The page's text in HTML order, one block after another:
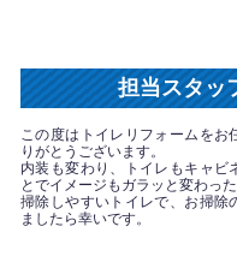
担当スタッ
この度はトイレリフォームをお
りがとうございます。
内装も変わり、トイレもキャビ
とでイメージもガラッと変わった
掃除しやすいトイレで、お掃除
ましたら幸いです。